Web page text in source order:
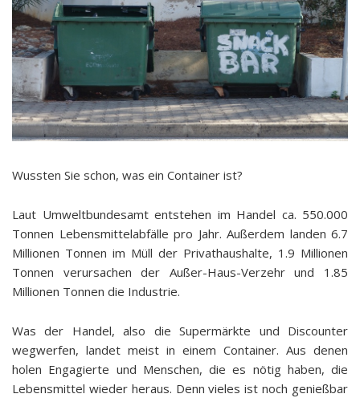
Wussten Sie schon, was ein Container ist?
Laut Umweltbundesamt entstehen im Handel ca. 550.000
Tonnen Lebensmittelabfälle pro Jahr. Außerdem landen 6.7
Millionen Tonnen im Müll der Privathaushalte, 1.9 Millionen
Tonnen verursachen der Außer-Haus-Verzehr und 1.85
Millionen Tonnen die Industrie.
Was der Handel, also die Supermärkte und Discounter
wegwerfen, landet meist in einem Container. Aus denen
holen Engagierte und Menschen, die es nötig haben, die
Lebensmittel wieder heraus. Denn vieles ist noch genießbar